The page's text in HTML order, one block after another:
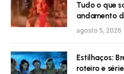
Tudo o que
andamento
agosto 5, 2026
Estilhaços:
roteiro e